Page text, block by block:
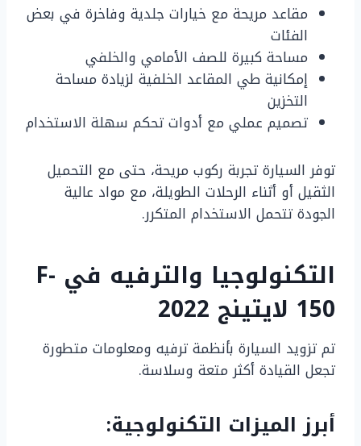
مقاعد مريحة مع خيارات جلدية وفاخرة في بعض
الفئات
مساحة كبيرة للصف الأمامي والخلفي
إمكانية طي المقاعد الخلفية لزيادة مساحة
التخزين
تصميم عملي مع أدوات تحكم سهلة الاستخدام
توفر السيارة تجربة ركوب مريحة، حتى مع التحميل
الثقيل أو أثناء الرحلات الطويلة، مع مواد عالية
الجودة تتحمل الاستخدام المتكرر.
التكنولوجيا والترفيه في F-
150 لايتينج 2022
تم تزويد السيارة بأنظمة ترفيه ومعلومات متطورة
تجعل القيادة أكثر متعة وسلاسة.
أبرز الميزات التكنولوجية: